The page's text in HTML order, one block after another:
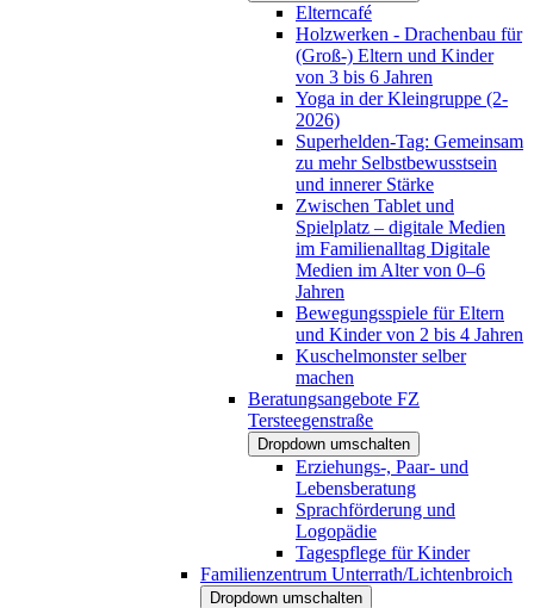
Elterncafé
Holzwerken - Drachenbau für
(Groß-) Eltern und Kinder
von 3 bis 6 Jahren
Yoga in der Kleingruppe (2-
2026)
Superhelden-Tag: Gemeinsam
zu mehr Selbstbewusstsein
und innerer Stärke
Zwischen Tablet und
Spielplatz – digitale Medien
im Familienalltag Digitale
Medien im Alter von 0–6
Jahren
Bewegungsspiele für Eltern
und Kinder von 2 bis 4 Jahren
Kuschelmonster selber
machen
Beratungsangebote FZ
Tersteegenstraße
Dropdown umschalten
Erziehungs-, Paar- und
Lebensberatung
Sprachförderung und
Logopädie
Tagespflege für Kinder
Familienzentrum Unterrath/Lichtenbroich
Dropdown umschalten